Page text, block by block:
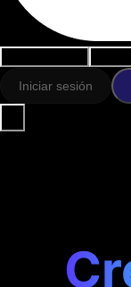
Iniciar sesión